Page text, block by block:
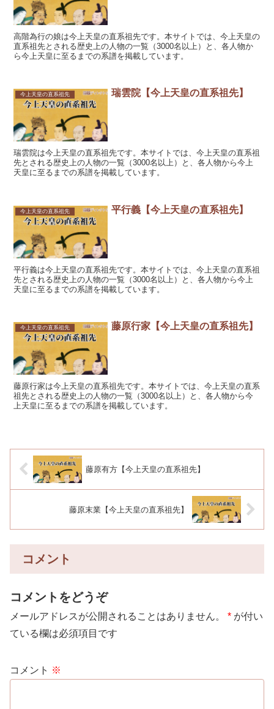
高階為行の娘は今上天皇の直系祖先です。本サイトでは、今上天皇の
直系祖先とされる歴史上の人物の一覧（3000名以上）と、各人物か
ら今上天皇に至るまでの系譜を掲載しています。
今上天皇の直系祖先 瑞雲院【今上天皇の直系祖先】
瑞雲院は今上天皇の直系祖先です。本サイトでは、今上天皇の直系祖
先とされる歴史上の人物の一覧（3000名以上）と、各人物から今上
天皇に至るまでの系譜を掲載しています。
今上天皇の直系祖先 平行義【今上天皇の直系祖先】
平行義は今上天皇の直系祖先です。本サイトでは、今上天皇の直系祖
先とされる歴史上の人物の一覧（3000名以上）と、各人物から今上
天皇に至るまでの系譜を掲載しています。
今上天皇の直系祖先 藤原行家【今上天皇の直系祖先】
藤原行家は今上天皇の直系祖先です。本サイトでは、今上天皇の直系
祖先とされる歴史上の人物の一覧（3000名以上）と、各人物から今
上天皇に至るまでの系譜を掲載しています。
藤原有方【今上天皇の直系祖先】
藤原末業【今上天皇の直系祖先】
コメント
コメントをどうぞ
メールアドレスが公開されることはありません。 * が付い
ている欄は必須項目です
コメント ※